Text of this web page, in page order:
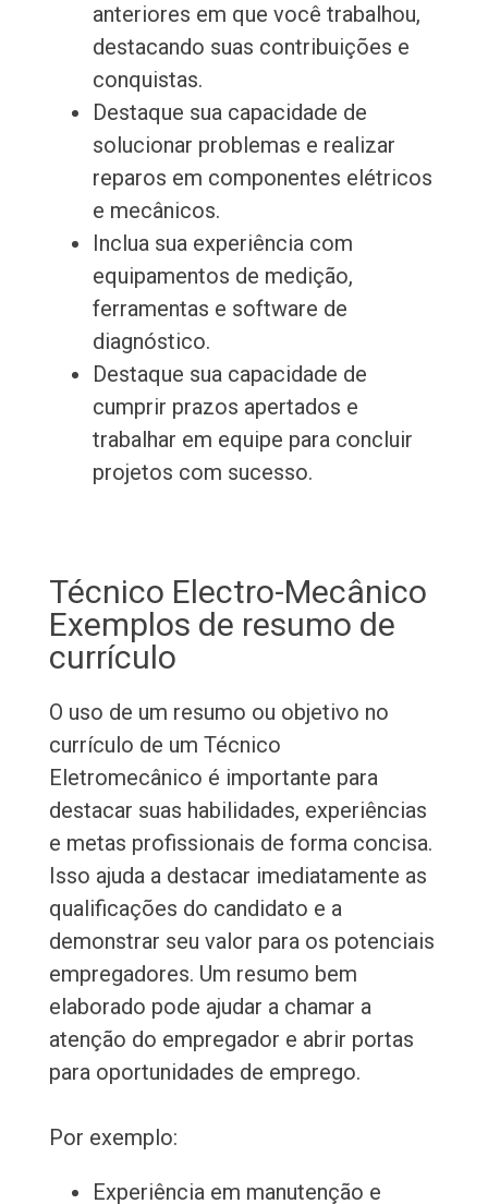
anteriores em que você trabalhou,
destacando suas contribuições e
conquistas.
Destaque sua capacidade de
solucionar problemas e realizar
reparos em componentes elétricos
e mecânicos.
Inclua sua experiência com
equipamentos de medição,
ferramentas e software de
diagnóstico.
Destaque sua capacidade de
cumprir prazos apertados e
trabalhar em equipe para concluir
projetos com sucesso.
Técnico Electro-Mecânico
Exemplos de resumo de
currículo
O uso de um resumo ou objetivo no
currículo de um Técnico
Eletromecânico é importante para
destacar suas habilidades, experiências
e metas profissionais de forma concisa.
Isso ajuda a destacar imediatamente as
qualificações do candidato e a
demonstrar seu valor para os potenciais
empregadores. Um resumo bem
elaborado pode ajudar a chamar a
atenção do empregador e abrir portas
para oportunidades de emprego.
Por exemplo:
Experiência em manutenção e